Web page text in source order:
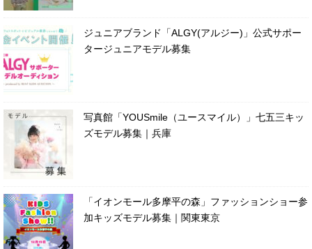
ジュニアブランド「ALGY(アルジー)」公式サポー
タージュニアモデル募集
写真館「YOUSmile（ユースマイル）」七五三キッ
ズモデル募集｜兵庫
「イオンモール多摩平の森」ファッションショー参
加キッズモデル募集｜関東東京